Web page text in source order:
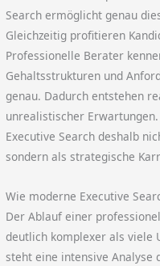
Search ermöglicht genau
Gleichzeitig profitieren
Professionelle Berater
Gehaltsstrukturen und
genau. Dadurch entstehen
unrealistischer
Executive Search deshalb
sondern als strategische
Wie moderne Executive
Der Ablauf einer
deutlich komplexer als viele
steht eine intensive Analyse